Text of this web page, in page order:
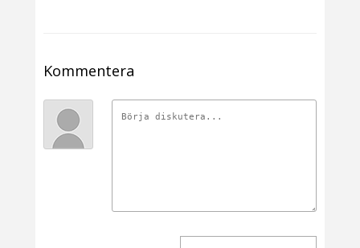
Kommentera